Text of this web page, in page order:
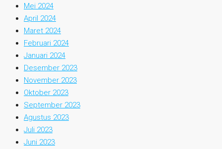
Mei 2024
April 2024
Maret 2024
Februari 2024
Januari 2024
Desember 2023
November 2023
Oktober 2023
September 2023
Agustus 2023
Juli 2023
Juni 2023